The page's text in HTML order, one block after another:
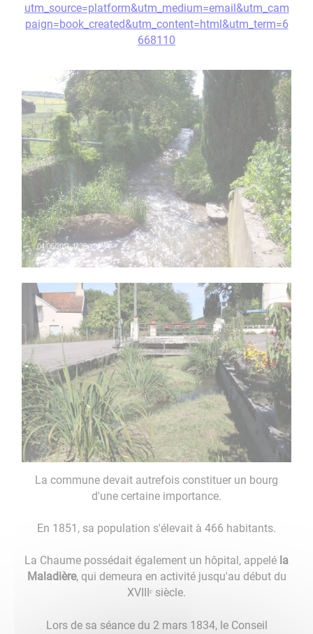
utm_source=platform&utm_medium=email&utm_cam
paign=book_created&utm_content=html&utm_term=6
668110
La commune devait autrefois constituer un bourg
d'une certaine importance.
En 1851, sa population s'élevait à 466 habitants.
La Chaume possédait également un hôpital, appelé la
Maladière, qui demeura en activité jusqu'au début du
XVIIIᵉ siècle.
Lors de sa séance du 2 mars 1834, le Conseil